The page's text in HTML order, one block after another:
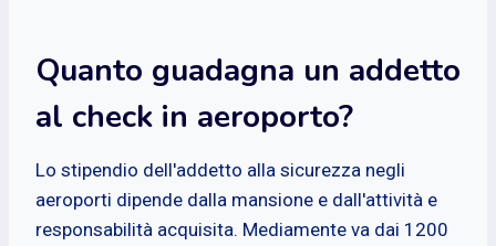
Quanto guadagna un addetto
al check in aeroporto?
Lo stipendio dell'addetto alla sicurezza negli
aeroporti dipende dalla mansione e dall'attività e
responsabilità acquisita. Mediamente va dai 1200